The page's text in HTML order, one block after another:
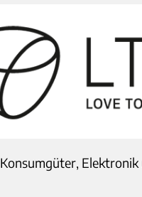
Konsumgüter, Elektronik